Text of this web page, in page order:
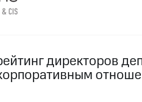
директоров